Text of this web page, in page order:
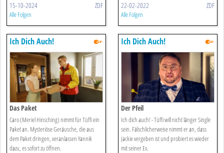
15-10-2024 ZDF
Alle Folgen
22-02-2022 ZDF
Alle Folgen
Ich Dich Auch!
Das Paket
Caro (Meriel Hinsching) nimmt für Tüffi ein
Paket an. Mysteriöse Geräusche, die aus
dem Paket dringen, veranlassen Yannik
dazu, es sofort zu öffnen.
Ich Dich Auch!
Der Pfeil
Ich dich auch! - Tüffi will nicht länger Single
sein. Fälschlicherweise nimmt er an, dass
Jackie vergeben ist und probiert es wieder
mit seiner Ex.